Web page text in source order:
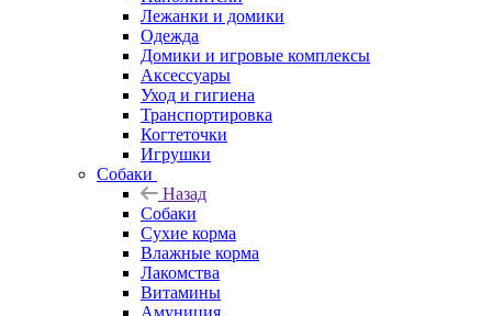
Лежанки и домики
Одежда
Домики и игровые комплексы
Аксессуары
Уход и гигиена
Транспортировка
Когтеточки
Игрушки
Собаки
Назад
Собаки
Сухие корма
Влажные корма
Лакомства
Витамины
Амуниция